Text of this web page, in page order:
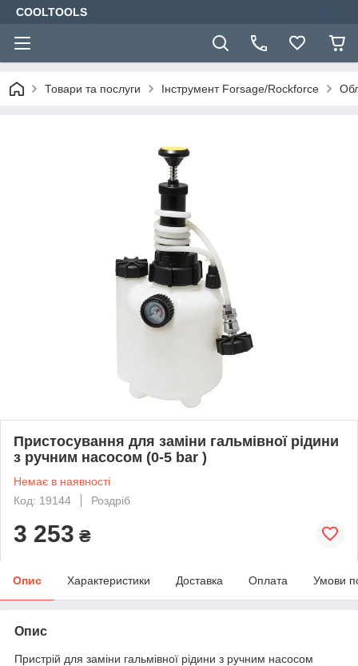
COOLTOOLS
Товари та послуги Інструмент Forsage/Rockforce
Пристосування для заміни гальмівної рідини
з ручним насосом (0-5 bar )
Немає в наявності
Код: 19144
Роздріб
3 253 ₴
Опис Характеристики Доставка Оплата Умови
Опис
Пристрій для заміни гальмівної рідини з ручним насосом